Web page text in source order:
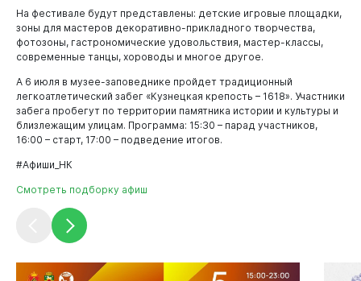
Документы
На фестивале будут представлены: детские игровые площадки,
зоны для мастеров декоративно-прикладного творчества,
фотозоны, гастрономические удовольствия, мастер-классы,
современные танцы, хороводы и многое другое.
А 6 июля в музее-заповеднике пройдет традиционный
легкоатлетический забег «Кузнецкая крепость – 1618». Участники
забега пробегут по территории памятника истории и культуры и
близлежащим улицам. Программа: 15:30 – парад участников,
16:00 – старт, 17:00 – подведение итогов.
#Афиши_НК
Смотреть подборку афиш